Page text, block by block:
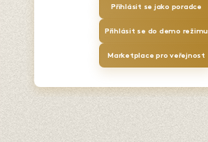
Přihlásit se jako poradce
Přihlásit se do demo režimu
Marketplace pro veřejnost